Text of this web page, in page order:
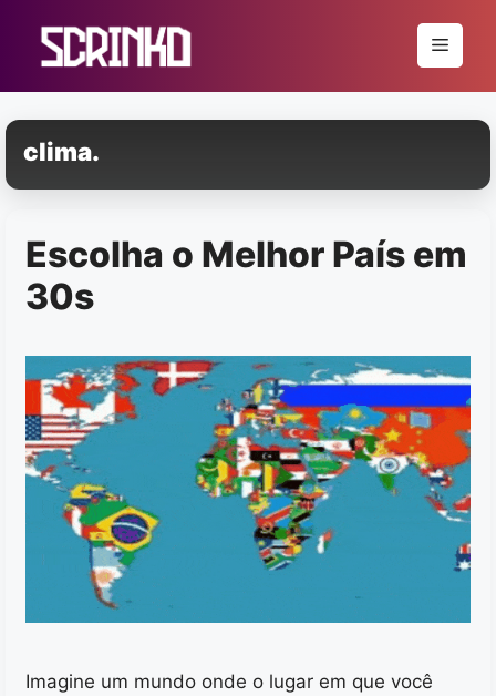
conteúdo
Menu
clima.
Escolha o Melhor País em
30s
Imagine um mundo onde o lugar em que você